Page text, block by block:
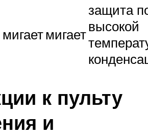
мигаетмигает
защита
высокой
к пульту
и